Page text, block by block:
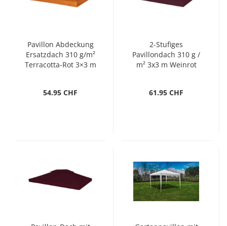
Pavillon Abdeckung
Ersatzdach 310 g/m²
Terracotta-Rot 3×3 m
54.95 CHF
2-Stufiges
Pavillondach 310 g /
m² 3x3 m Weinrot
61.95 CHF